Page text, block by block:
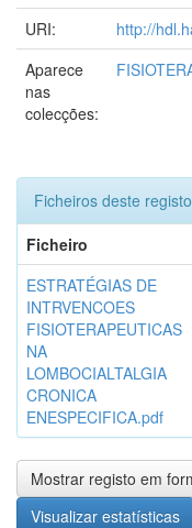
URI:
http://
Aparece
nas
colecções:
Ficheiros deste
Ficheiro
ESTRATÉGIAS DE
INTRVENCOES
FISIOTERAPEUTICAS
NA
LOMBOCIALTALGIA
CRONICA
ENESPECIFICA.pdf
Mostrar registo em
Visualizar estatísticas